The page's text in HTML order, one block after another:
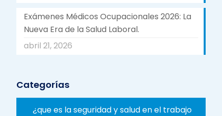
Exámenes Médicos Ocupacionales 2026: La
Nueva Era de la Salud Laboral.
abril 21, 2026
Categorías
¿que es la seguridad y salud en el trabajo